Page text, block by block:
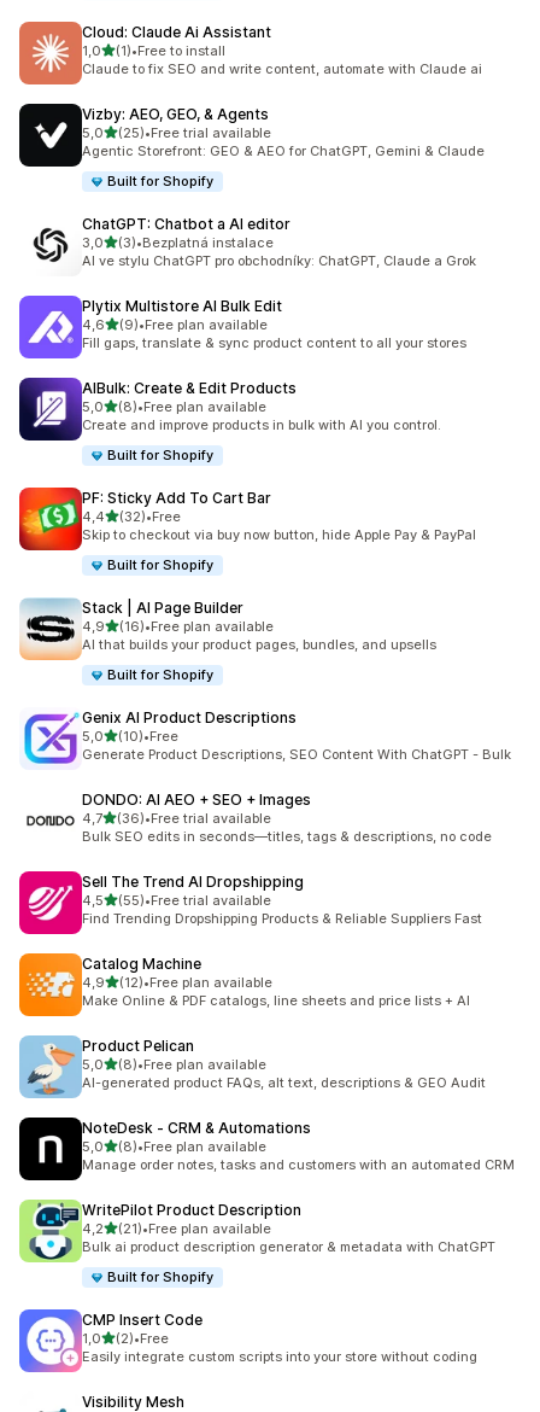
Cloud: Claude Ai Assistant
1,0z 5 hvězd
(1)
Celkový počet recenzí: 1
•Free to install
Claude to fix SEO and write content, automate with Claude ai
Vizby: AEO, GEO, & Agents
5,0z 5 hvězd
(25)
Celkový počet recenzí: 25
•Free trial available
Agentic Storefront: GEO & AEO for ChatGPT, Gemini & Claude
Built for Shopify
ChatGPT: Chatbot a AI editor
3,0z 5 hvězd
(3)
Celkový počet recenzí: 3
•Bezplatná instalace
AI ve stylu ChatGPT pro obchodníky: ChatGPT, Claude a Grok
Plytix Multistore AI Bulk Edit
4,6z 5 hvězd
(9)
Celkový počet recenzí: 9
•Free plan available
Fill gaps, translate & sync product content to all your stores
AIBulk: Create & Edit Products
5,0z 5 hvězd
(8)
Celkový počet recenzí: 8
•Free plan available
Create and improve products in bulk with AI you control.
Built for Shopify
PF: Sticky Add To Cart Bar
4,4z 5 hvězd
(32)
Celkový počet recenzí: 32
•Free
Skip to checkout via buy now button, hide Apple Pay & PayPal
Built for Shopify
Stack | AI Page Builder
4,9z 5 hvězd
(16)
Celkový počet recenzí: 16
•Free plan available
AI that builds your product pages, bundles, and upsells
Built for Shopify
Genix AI Product Descriptions
5,0z 5 hvězd
(10)
Celkový počet recenzí: 10
•Free
Generate Product Descriptions, SEO Content With ChatGPT - Bulk
DONDO: AI AEO + SEO + Images
4,7z 5 hvězd
(36)
Celkový počet recenzí: 36
•Free trial available
Bulk SEO edits in seconds—titles, tags & descriptions, no code
Sell The Trend AI Dropshipping
4,5z 5 hvězd
(55)
Celkový počet recenzí: 55
•Free trial available
Find Trending Dropshipping Products & Reliable Suppliers Fast
Catalog Machine
4,9z 5 hvězd
(12)
Celkový počet recenzí: 12
•Free plan available
Make Online & PDF catalogs, line sheets and price lists + AI
Product Pelican
5,0z 5 hvězd
(8)
Celkový počet recenzí: 8
•Free plan available
AI-generated product FAQs, alt text, descriptions & GEO Audit
NoteDesk ‑ CRM & Automations
5,0z 5 hvězd
(8)
Celkový počet recenzí: 8
•Free plan available
Manage order notes, tasks and customers with an automated CRM
WritePilot Product Description
4,2z 5 hvězd
(21)
Celkový počet recenzí: 21
•Free plan available
Bulk ai product description generator & metadata with ChatGPT
Built for Shopify
CMP Insert Code
1,0z 5 hvězd
(2)
Celkový počet recenzí: 2
•Free
Easily integrate custom scripts into your store without coding
Visibility Mesh